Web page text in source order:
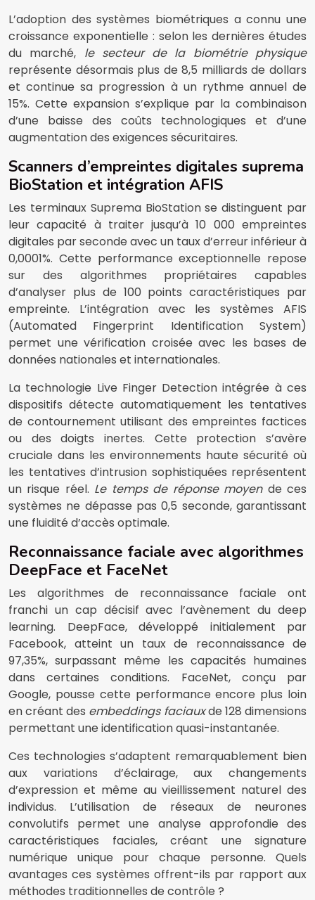
L’adoption des systèmes biométriques a connu une
croissance exponentielle : selon les dernières études
du marché, le secteur de la biométrie physique
représente désormais plus de 8,5 milliards de dollars
et continue sa progression à un rythme annuel de
15%. Cette expansion s’explique par la combinaison
d’une baisse des coûts technologiques et d’une
augmentation des exigences sécuritaires.
Scanners d’empreintes digitales suprema
BioStation et intégration AFIS
Les terminaux Suprema BioStation se distinguent par
leur capacité à traiter jusqu’à 10 000 empreintes
digitales par seconde avec un taux d’erreur inférieur à
0,0001%. Cette performance exceptionnelle repose
sur des algorithmes propriétaires capables
d’analyser plus de 100 points caractéristiques par
empreinte. L’intégration avec les systèmes AFIS
(Automated Fingerprint Identification System)
permet une vérification croisée avec les bases de
données nationales et internationales.
La technologie Live Finger Detection intégrée à ces
dispositifs détecte automatiquement les tentatives
de contournement utilisant des empreintes factices
ou des doigts inertes. Cette protection s’avère
cruciale dans les environnements haute sécurité où
les tentatives d’intrusion sophistiquées représentent
un risque réel. Le temps de réponse moyen de ces
systèmes ne dépasse pas 0,5 seconde, garantissant
une fluidité d’accès optimale.
Reconnaissance faciale avec algorithmes
DeepFace et FaceNet
Les algorithmes de reconnaissance faciale ont
franchi un cap décisif avec l’avènement du deep
learning. DeepFace, développé initialement par
Facebook, atteint un taux de reconnaissance de
97,35%, surpassant même les capacités humaines
dans certaines conditions. FaceNet, conçu par
Google, pousse cette performance encore plus loin
en créant des embeddings faciauxde 128 dimensions
permettant une identification quasi-instantanée.
Ces technologies s’adaptent remarquablement bien
aux variations d’éclairage, aux changements
d’expression et même au vieillissement naturel des
individus. L’utilisation de réseaux de neurones
convolutifs permet une analyse approfondie des
caractéristiques faciales, créant une signature
numérique unique pour chaque personne. Quels
avantages ces systèmes offrent-ils par rapport aux
méthodes traditionnelles de contrôle ?